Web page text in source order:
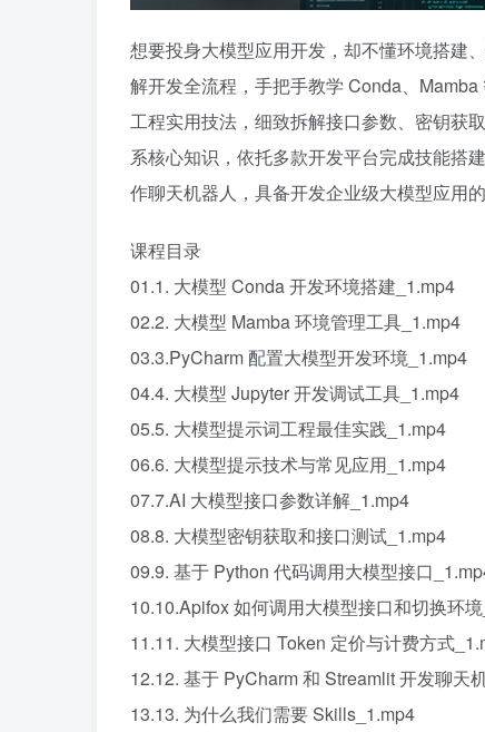
想要投身大模型应用开发，却不懂环境搭建
解开发全流程，手把手教学 Conda、
工程实用技法，细致拆解接口参数、密钥获
系核心知识，依托多款开发平台完成技能搭
作聊天机器人，具备开发企业级大模型应用的
课程目录
01.1. 大模型 Conda 开发环境搭建_1.mp4
02.2. 大模型 Mamba 环境管理工具_1.mp4
03.3.PyCharm 配置大模型开发环境_1.mp4
04.4. 大模型 Jupyter 开发调试工具_1.mp4
05.5. 大模型提示词工程最佳实践_1.mp4
06.6. 大模型提示技术与常见应用_1.mp4
07.7.AI 大模型接口参数详解_1.mp4
08.8. 大模型密钥获取和接口测试_1.mp4
09.9. 基于 Python 代码调用大模型接口
10.10.Apifox 如何调用大模型接口和切换环
11.11. 大模型接口 Token 定价与计费方式
12.12. 基于 PyCharm 和 Streamlit 开发聊天
13.13. 为什么我们需要 Skills_1.mp4